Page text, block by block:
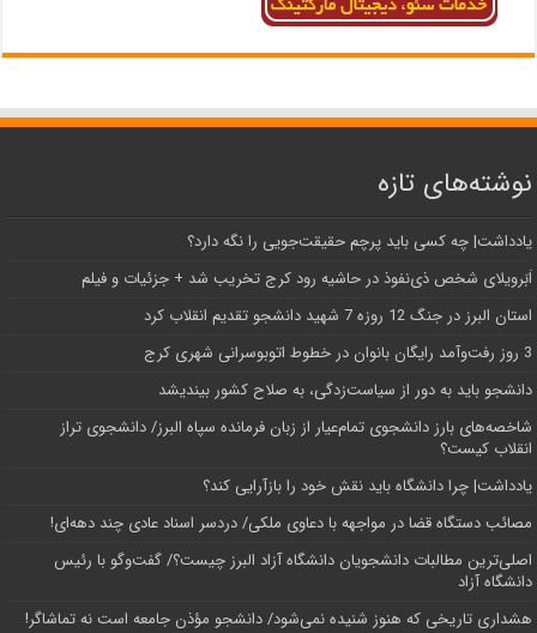
نوشته‌های تازه
یادداشت| ‌چه کسی باید پرچم حقیقت‌جویی را نگه دارد؟
اَبَر‌ویلای شخص ذی‌نفوذ در حاشیه‌ رود کرج تخریب شد + جزئیات و فیلم
استان البرز در جنگ 12 روزه 7 شهید دانشجو تقدیم انقلاب کرد
3 روز رفت‌وآمد رایگان بانوان در خطوط اتوبوسرانی شهری کرج
دانشجو باید به دور از سیاست‌زدگی، به صلاح کشور بیندیشد
شاخصه‌های بارز دانشجوی تمام‌عیار از زبان فرمانده سپاه البرز/ دانشجوی تراز
انقلاب کیست؟
یادداشت| چرا دانشگاه باید نقش خود را بازآرایی کند؟
مصائب دستگاه قضا در مواجهه با دعاوی ملکی/ دردسر اسناد عادی چند‌ دهه‌ای!
اصلی‌ترین مطالبات دانشجویان دانشگاه آزاد البرز چیست؟/ گفت‌وگو با رئیس
دانشگاه آز‌اد
هشداری تاریخی که هنوز شنیده نمی‌شود/ دانشجو مؤذن جامعه است نه تماشاگر!